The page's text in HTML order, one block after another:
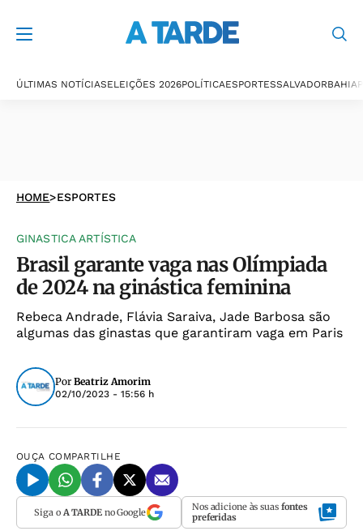
ÚLTIMAS NOTÍCIASELEIÇÕES 2026POLÍTICAESPORTESSALVADORBAHIA
HOME>ESPORTES
GINASTICA ARTÍSTICA
Brasil garante vaga nas Olímpiada
de 2024 na ginástica feminina
Rebeca Andrade, Flávia Saraiva, Jade Barbosa são
algumas das ginastas que garantiram vaga em Paris
Por Beatriz Amorim
02/10/2023 - 15:56 h
OUÇA COMPARTILHE
Siga o A TARDEno Google Nos adicione às suas fontes
preferidas